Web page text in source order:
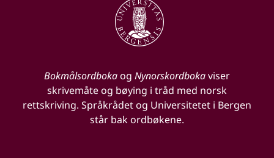
Bokmålsordbokaog Nynorskordbokaviser
skrivemåte og bøying i tråd med norsk
rettskriving. Språkrådet og Universitetet i Bergen
står bak ordbøkene.